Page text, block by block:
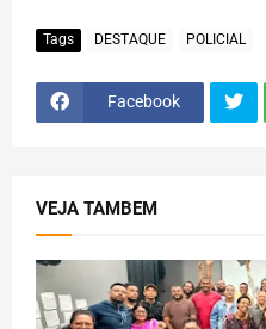
Tags DESTAQUE POLICIAL
Facebook
VEJA TAMBEM